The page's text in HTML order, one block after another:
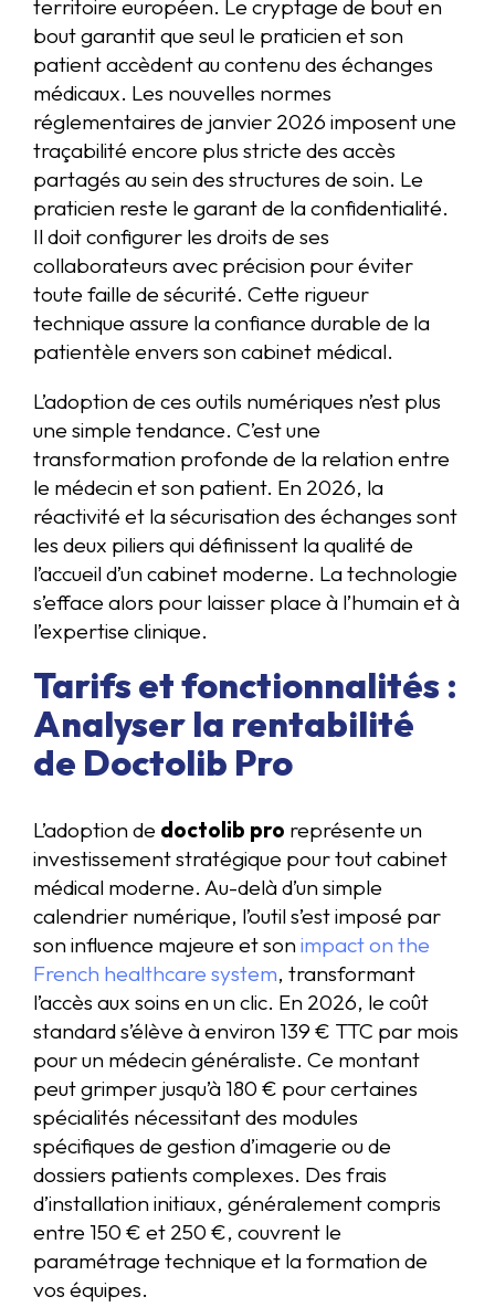
territoire européen. Le cryptage de bout en
bout garantit que seul le praticien et son
patient accèdent au contenu des échanges
médicaux. Les nouvelles normes
réglementaires de janvier 2026 imposent une
traçabilité encore plus stricte des accès
partagés au sein des structures de soin. Le
praticien reste le garant de la confidentialité.
Il doit configurer les droits de ses
collaborateurs avec précision pour éviter
toute faille de sécurité. Cette rigueur
technique assure la confiance durable de la
patientèle envers son cabinet médical.
L’adoption de ces outils numériques n’est plus
une simple tendance. C’est une
transformation profonde de la relation entre
le médecin et son patient. En 2026, la
réactivité et la sécurisation des échanges sont
les deux piliers qui définissent la qualité de
l’accueil d’un cabinet moderne. La technologie
s’efface alors pour laisser place à l’humain et à
l’expertise clinique.
Tarifs et fonctionnalités :
Analyser la rentabilité
de Doctolib Pro
L’adoption de doctolib pro représente un
investissement stratégique pour tout cabinet
médical moderne. Au-delà d’un simple
calendrier numérique, l’outil s’est imposé par
son influence majeure et sonimpact on the
French healthcare system, transformant
l’accès aux soins en un clic. En 2026, le coût
standard s’élève à environ 139 € TTC par mois
pour un médecin généraliste. Ce montant
peut grimper jusqu’à 180 € pour certaines
spécialités nécessitant des modules
spécifiques de gestion d’imagerie ou de
dossiers patients complexes. Des frais
d’installation initiaux, généralement compris
entre 150 € et 250 €, couvrent le
paramétrage technique et la formation de
vos équipes.